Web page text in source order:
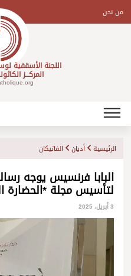
contentمن نحن
اللجنة الأسقفية
المركـــز
الرئيسية أديان الفاتيكان
لتأسيس مجلة *الحضارة
3 أبريل، 2025